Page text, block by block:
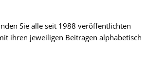
Sie alle seit 1988 veröffentlichten
ihren jeweiligen Beitragen alphabetisch